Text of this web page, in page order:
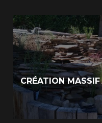
CRÉATION MASSIF